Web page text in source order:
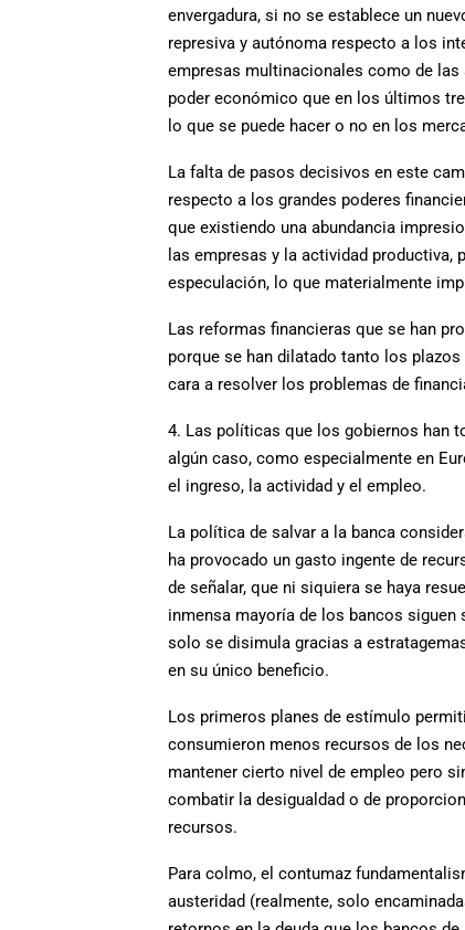
envergadura, si no se establece un
represiva y autónoma respecto a los
empresas multinacionales como de las
poder económico que en los últimos
lo que se puede hacer o no en los
La falta de pasos decisivos en este
respecto a los grandes poderes
que existiendo una abundancia
las empresas y la actividad
especulación, lo que materialmente
Las reformas financieras que se han
porque se han dilatado tanto los
cara a resolver los problemas de
4. Las políticas que los gobiernos han
algún caso, como especialmente en
el ingreso, la actividad y el empleo.
La política de salvar a la banca
ha provocado un gasto ingente de
de señalar, que ni siquiera se haya
inmensa mayoría de los bancos siguen
solo se disimula gracias a
en su único beneficio.
Los primeros planes de estímulo
consumieron menos recursos de los
mantener cierto nivel de empleo pero
combatir la desigualdad o de
recursos.
Para colmo, el contumaz
austeridad (realmente, solo